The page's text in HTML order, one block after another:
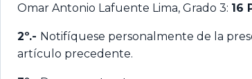
Omar Antonio Lafuente Lima, Grado 3: 16
2º.- Notifíquese personalmente de la
artículo precedente.